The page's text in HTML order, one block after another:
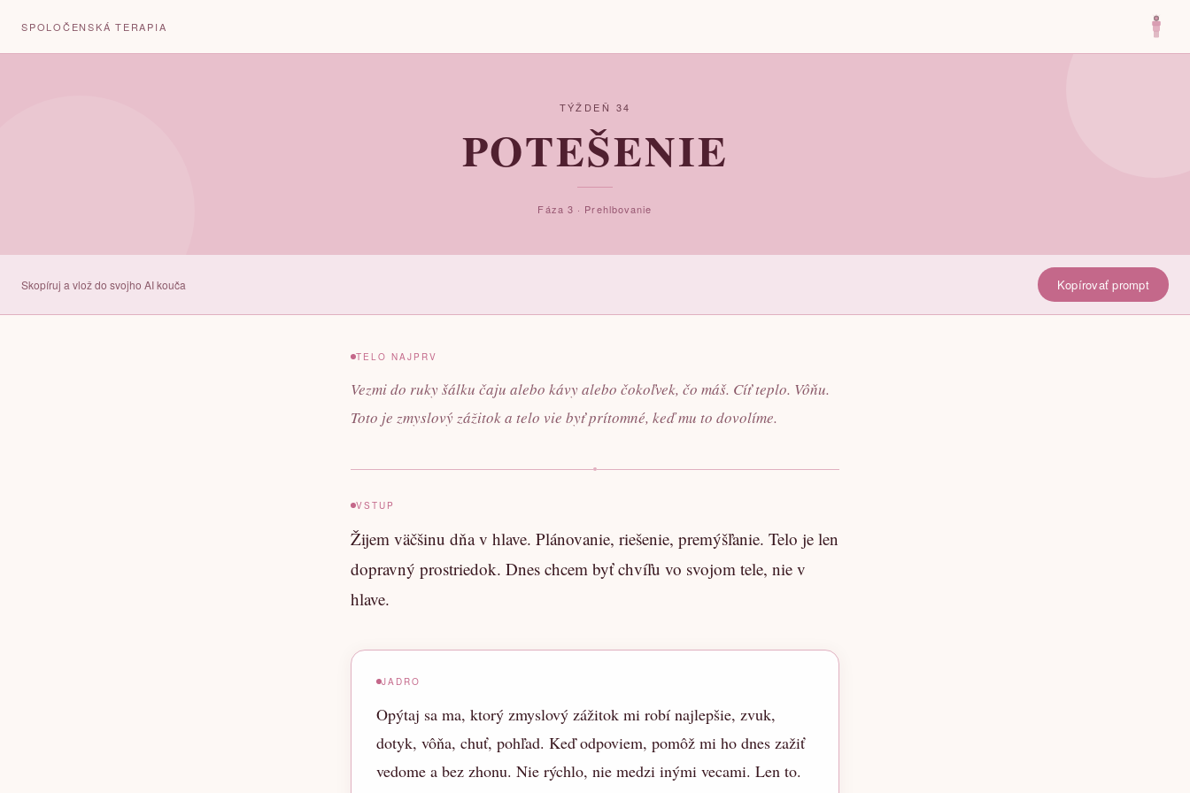
SPOLOČENSKÁ TERAPIA
TÝŽDEŇ 34
POTEŠENIE
Fáza 3 · Prehlbovanie
Skopíruj a vlož do svojho AI kouča Kopírovať prompt
TELO NAJPRV
Vezmi do ruky šálku čaju alebo kávy alebo čokoľvek, čo máš. Cíť teplo. Vôňu.
Toto je zmyslový zážitok a telo vie byť prítomné, keď mu to dovolíme.
VSTUP
Žijem väčšinu dňa v hlave. Plánovanie, riešenie, premýšľanie. Telo je len
dopravný prostriedok. Dnes chcem byť chvíľu vo svojom tele, nie v
hlave.
JADRO
Opýtaj sa ma, ktorý zmyslový zážitok mi robí najlepšie, zvuk,
dotyk, vôňa, chuť, pohľad. Keď odpoviem, pomôž mi ho dnes zažiť
vedome a bez zhonu. Nie rýchlo, nie medzi inými vecami. Len to.